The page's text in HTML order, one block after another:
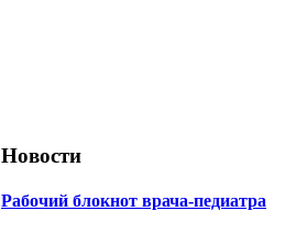
Новости
Рабочий блокнот врача-педиатра